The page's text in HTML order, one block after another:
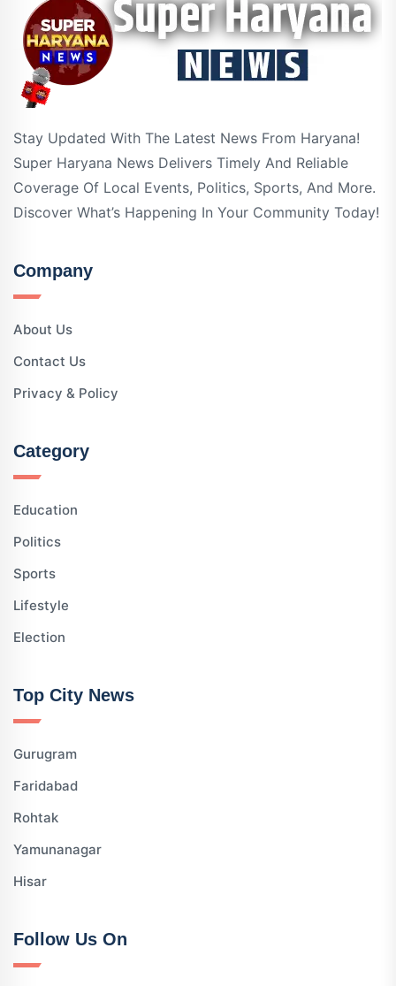
Stay Updated With The Latest News From Haryana!
Super Haryana News Delivers Timely And Reliable
Coverage Of Local Events, Politics, Sports, And More.
Discover What’s Happening In Your Community Today!
Company
About Us
Contact Us
Privacy & Policy
Category
Education
Politics
Sports
Lifestyle
Election
Top City News
Gurugram
Faridabad
Rohtak
Yamunanagar
Hisar
Follow Us On